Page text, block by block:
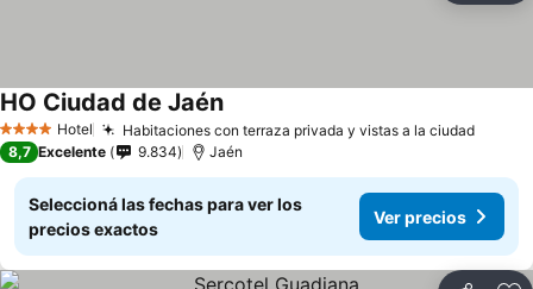
4 EstrellasHotel Habitaciones con terraza privada y vistas a la ciudad
HO Ciudad de Jaén
8,7 Excelente 9.834 Jaén
Seleccioná las fechas para ver los
precios exactos
Ver precios